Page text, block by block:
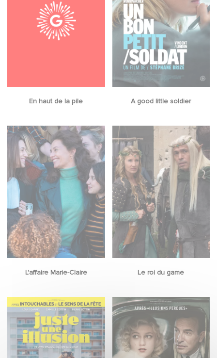
En haut de la pile A good little soldier
L'affaire Marie-Claire Le roi du game